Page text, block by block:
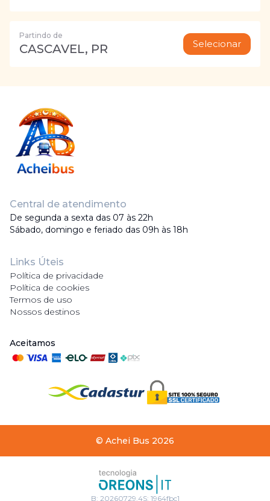
Partindo de
CASCAVEL, PR Selecionar
Central de atendimento
De segunda a sexta das 07 às 22h
Sábado, domingo e feriado das 09h às 18h
Links Úteis
Política de privacidade
Política de cookies
Termos de uso
Nossos destinos
Aceitamos
© Achei Bus 2026
B: 20260729.4S: 1964fbc1